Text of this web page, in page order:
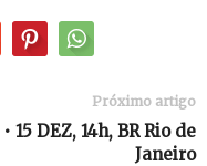
Próximo artigo
• 15 DEZ, 14h, BR Rio de
Janeiro